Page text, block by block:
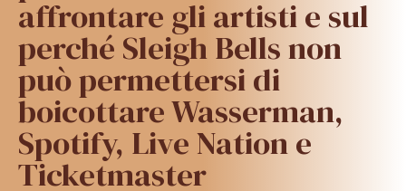
affrontare gli artisti e sul
perché Sleigh Bells non
può permettersi di
boicottare Wasserman,
Spotify, Live Nation e
Ticketmaster